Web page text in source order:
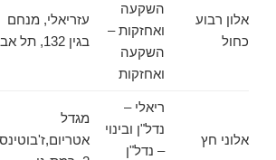
אלון רבוע
כחול
השקעה
ואחזקות –
השקעה
ואחזקות
עזריאלי, מנחם
בגין 132, תל אביב
אלוני חץ
ריאלי –
נדל"ן ובינוי
– נדל"ן
מגדל
אטריום,ז'בוטינסקי